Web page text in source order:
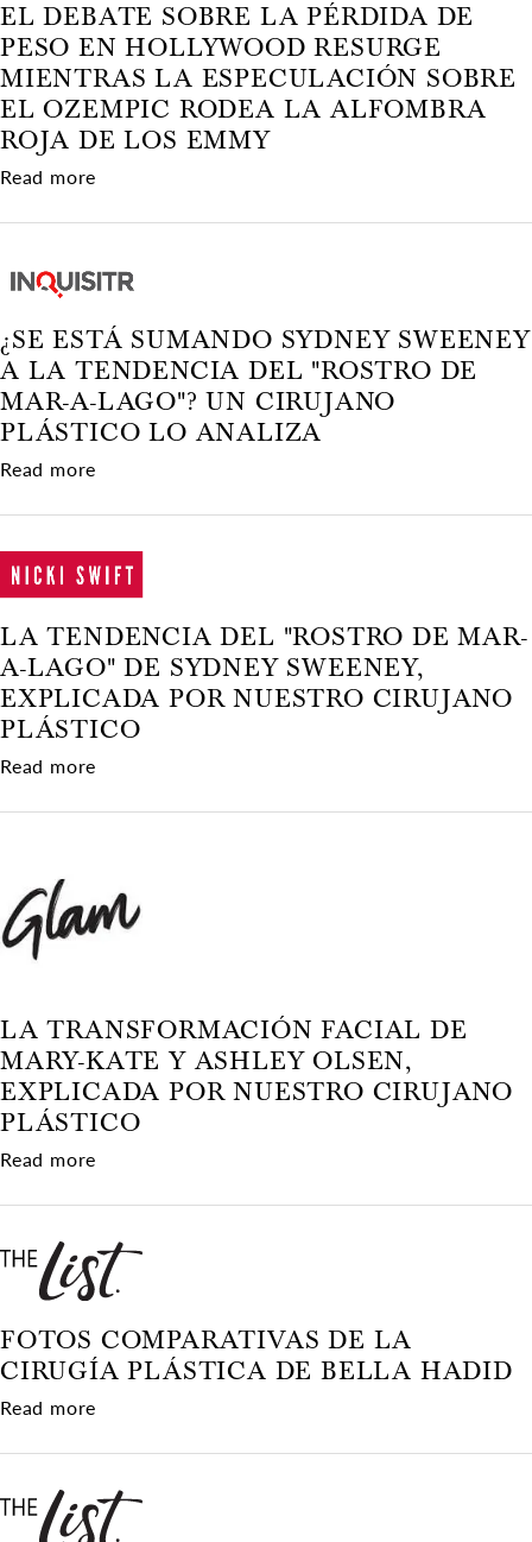
EL DEBATE SOBRE LA PÉRDIDA DE
PESO EN HOLLYWOOD RESURGE
MIENTRAS LA ESPECULACIÓN SOBRE
EL OZEMPIC RODEA LA ALFOMBRA
ROJA DE LOS EMMY
Read more
¿SE ESTÁ SUMANDO SYDNEY SWEENEY
A LA TENDENCIA DEL "ROSTRO DE
MAR-A-LAGO"? UN CIRUJANO
PLÁSTICO LO ANALIZA
Read more
LA TENDENCIA DEL "ROSTRO DE MAR-
A-LAGO" DE SYDNEY SWEENEY,
EXPLICADA POR NUESTRO CIRUJANO
PLÁSTICO
Read more
LA TRANSFORMACIÓN FACIAL DE
MARY-KATE Y ASHLEY OLSEN,
EXPLICADA POR NUESTRO CIRUJANO
PLÁSTICO
Read more
FOTOS COMPARATIVAS DE LA
CIRUGÍA PLÁSTICA DE BELLA HADID
Read more